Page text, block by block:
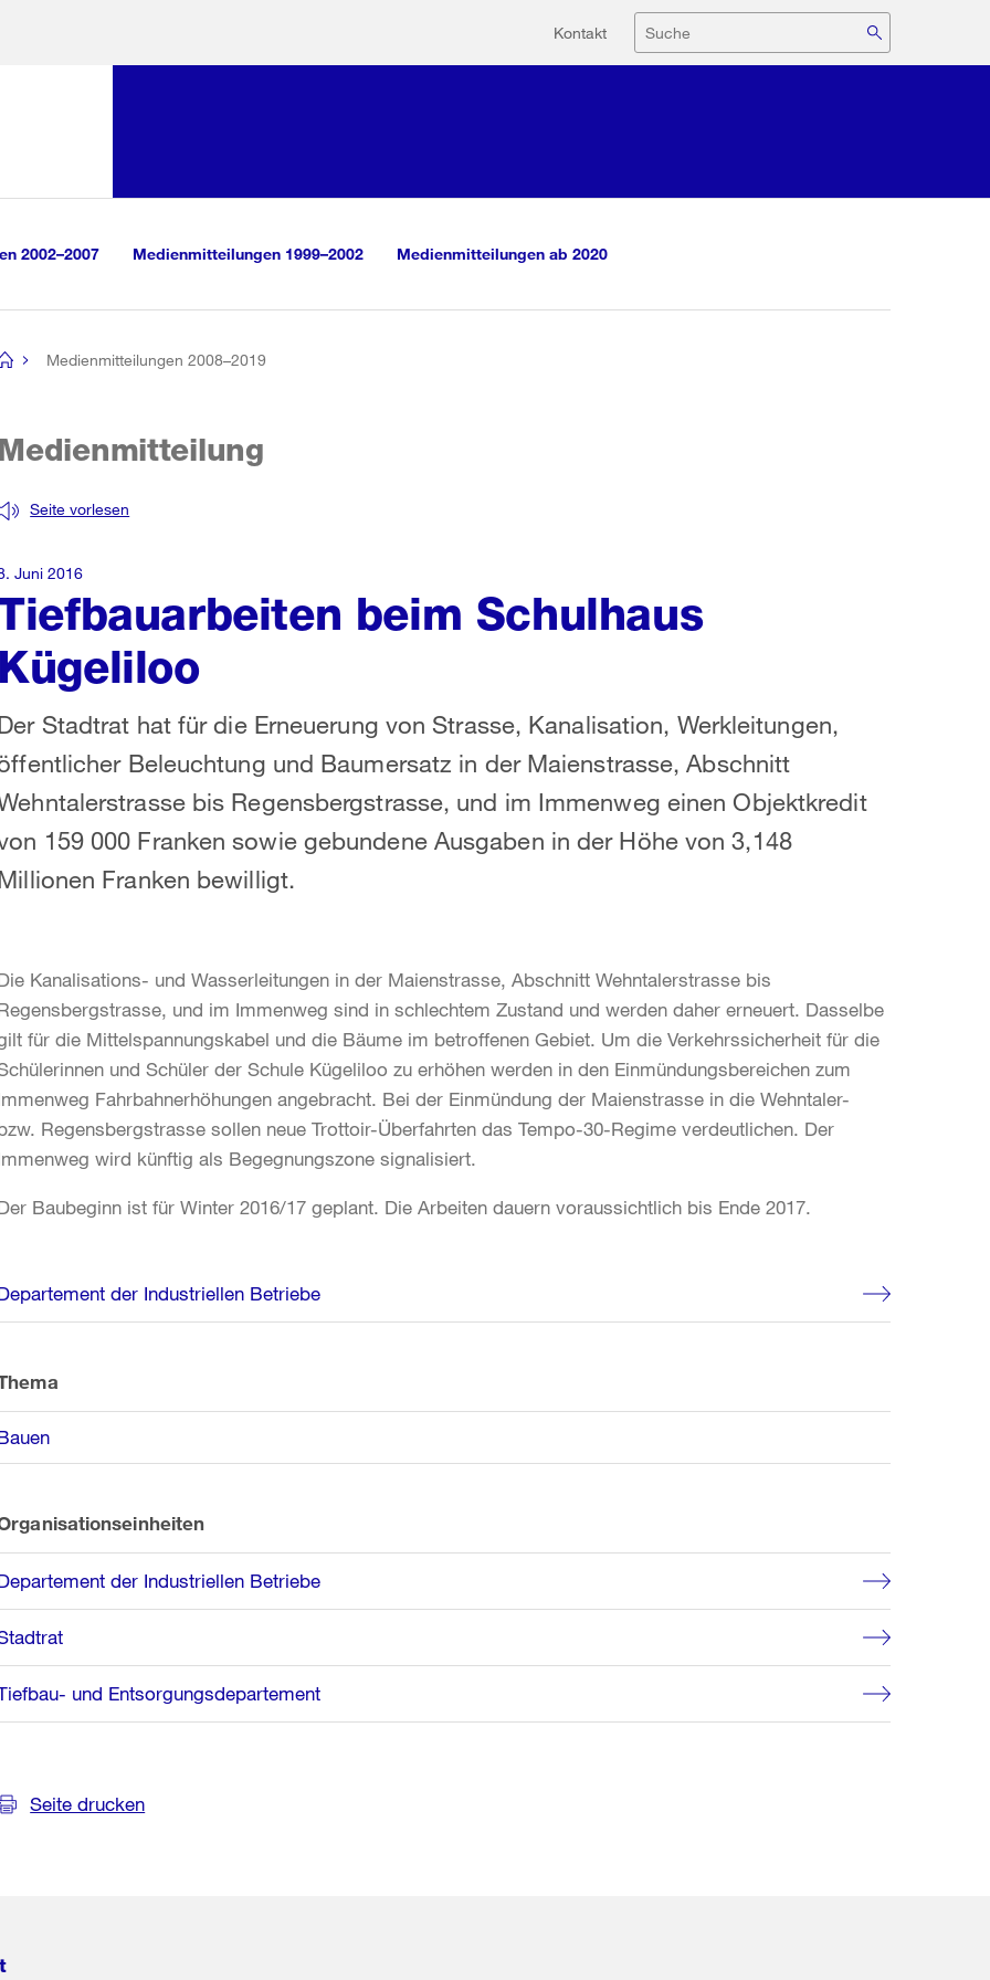
Hilfsnavigation
Kontakt Suche
2002–2007 Medienmitteilungen 1999–2002 Medienmitteilungen ab 2020
Medienmitteilungen 2008–2019
beim Schulhaus
Kügeliloo
Seite vorlesen
Stadtrat hat für die Erneuerung von Strasse, Kanalisation, Werkleitungen,
Beleuchtung und Baumersatz in der Maienstrasse, Abschnitt
bis Regensbergstrasse, und im Immenweg einen Objektkredit
159 000 Franken sowie gebundene Ausgaben in der Höhe von 3,148
Franken bewilligt.
Juni 2016
Kanalisations- und Wasserleitungen in der Maienstrasse, Abschnitt Wehntalerstrasse bis
und im Immenweg sind in schlechtem Zustand und werden daher erneuert. Dasselbe
für die Mittelspannungskabel und die Bäume im betroffenen Gebiet. Um die Verkehrssicherheit für die
und Schüler der Schule Kügeliloo zu erhöhen werden in den Einmündungsbereichen zum
Fahrbahnerhöhungen angebracht. Bei der Einmündung der Maienstrasse in die Wehntaler-
Regensbergstrasse sollen neue Trottoir-Überfahrten das Tempo-30-Regime verdeutlichen. Der
wird künftig als Begegnungszone signalisiert.
Baubeginn ist für Winter 2016/17 geplant. Die Arbeiten dauern voraussichtlich bis Ende 2017.
der Industriellen Betriebe
der Industriellen Betriebe
und Entsorgungsdepartement
Seite drucken